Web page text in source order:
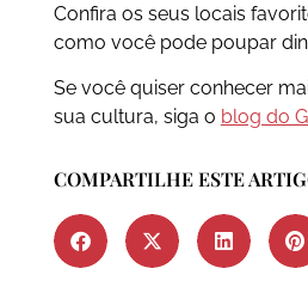
Confira os seus locais
como você pode poupar
Se você quiser conhecer
sua cultura, siga o blog do
COMPARTILHE ESTE